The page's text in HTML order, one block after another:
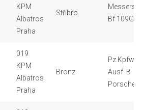
KPM
Albatros
Praha
Stříbro
Bf 109G-10
019
KPM
Albatros
Praha
Bronz
Pz.Kpfw.VI
Ausf. B
Porsche